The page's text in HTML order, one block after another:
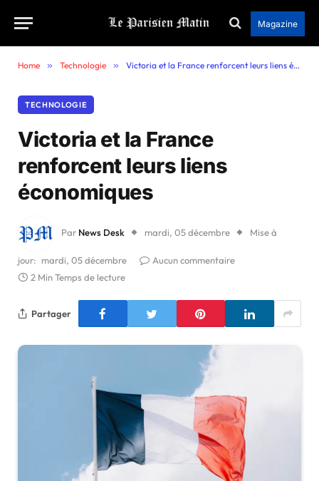
Magazine
Home » Technologie » Victoria et la France renforcent leurs liens économiques
TECHNOLOGIE
Victoria et la France
renforcent leurs liens
économiques
Par News Desk mardi, 05 décembre Mise à
jour: mardi, 05 décembre
Aucun commentaire
2 Min Temps de lecture
Partager